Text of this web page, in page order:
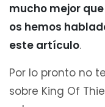
mucho mejor
os hemos
este artículo.
Por lo pronto no
sobre King Of